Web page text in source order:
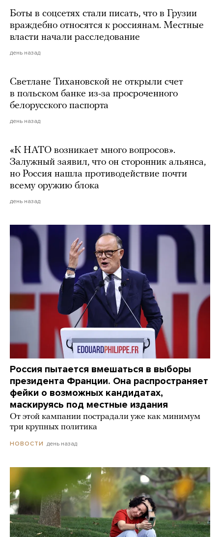
Боты в соцсетях стали писать, что в Грузии
враждебно относятся к россиянам. Местные
власти начали расследование
день назад
Светлане Тихановской не открыли счет
в польском банке из-за просроченного
белорусского паспорта
день назад
«К НАТО возникает много вопросов».
Залужный заявил, что он сторонник альянса,
но Россия нашла противодействие почти
всему оружию блока
день назад
Россия пытается вмешаться в выборы
президента Франции. Она распространяет
фейки о возможных кандидатах,
маскируясь под местные издания
От этой кампании пострадали уже как минимум
три крупных политика
НОВОСТИ день назад